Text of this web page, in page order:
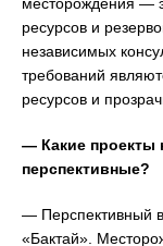
ресурсов и
независимых
требований
ресурсов и
— Какие проекты
перспективные?
— Перспективный в
«Бактай».